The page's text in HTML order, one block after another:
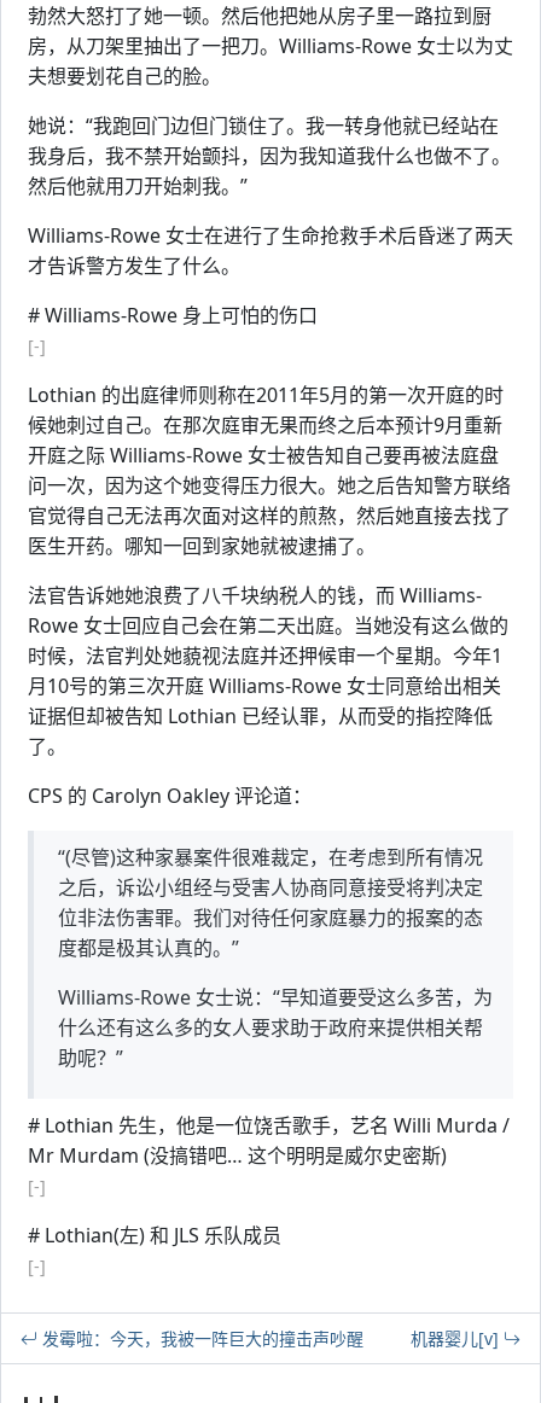
勃然大怒打了她一顿。然后他把她从房子里一路拉到厨
房，从刀架里抽出了一把刀。Williams-Rowe 女士以为丈
夫想要划花自己的脸。
她说：“我跑回门边但门锁住了。我一转身他就已经站在
我身后，我不禁开始颤抖，因为我知道我什么也做不了。
然后他就用刀开始刺我。”
Williams-Rowe 女士在进行了生命抢救手术后昏迷了两天
才告诉警方发生了什么。
# Williams-Rowe 身上可怕的伤口
[-]
Lothian 的出庭律师则称在2011年5月的第一次开庭的时
候她刺过自己。在那次庭审无果而终之后本预计9月重新
开庭之际 Williams-Rowe 女士被告知自己要再被法庭盘
问一次，因为这个她变得压力很大。她之后告知警方联络
官觉得自己无法再次面对这样的煎熬，然后她直接去找了
医生开药。哪知一回到家她就被逮捕了。
法官告诉她她浪费了八千块纳税人的钱，而 Williams-
Rowe 女士回应自己会在第二天出庭。当她没有这么做的
时候，法官判处她藐视法庭并还押候审一个星期。今年1
月10号的第三次开庭 Williams-Rowe 女士同意给出相关
证据但却被告知 Lothian 已经认罪，从而受的指控降低
了。
CPS 的 Carolyn Oakley 评论道：
“(尽管)这种家暴案件很难裁定，在考虑到所有情况
之后，诉讼小组经与受害人协商同意接受将判决定
位非法伤害罪。我们对待任何家庭暴力的报案的态
度都是极其认真的。”
Williams-Rowe 女士说：“早知道要受这么多苦，为
什么还有这么多的女人要求助于政府来提供相关帮
助呢？”
# Lothian 先生，他是一位饶舌歌手，艺名 Willi Murda /
Mr Murdam (没搞错吧… 这个明明是威尔史密斯)
[-]
# Lothian(左) 和 JLS 乐队成员
[-]
发霉啦：今天，我被一阵巨大的撞击声吵醒 机器婴儿[v]